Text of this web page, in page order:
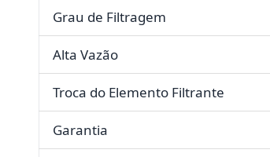
Grau de Filtragem
Alta Vazão
Troca do Elemento Filtrante
Garantia